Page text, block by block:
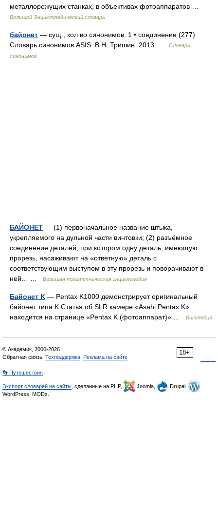
металлорежущих станках, в объективах фотоаппаратов …
Большой Энциклопедический словарь
байонет — сущ., кол во синонимов: 1 • соединение (277)
Словарь синонимов ASIS. В.Н. Тришин. 2013 …
Словарь
синонимов
БАЙОНЕТ — (1) первоначальное название штыка,
укрепляемого на дульной части винтовки; (2) разъёмное
соединение деталей, при котором одну деталь, имеющую
прорезь, насаживают на «ответную» деталь с
соответствующим выступом в эту прорезь и поворачивают в
ней… …
Большая политехническая энциклопедия
Байонет K — Pentax K1000 демонстрирует оригинальный
байонет типа K Статья об SLR камере «Asahi Pentax K»
находится на странице «Pentax K (фотоаппарат)» …
Википедия
18+
© Академик, 2000-2026
Обратная связь: Техподдержка Реклама на сайте
👣 Путешествия
Экспорт словарей на сайты , сделанные на PHP, Joomla,
Drupal,
WordPress, MODx.